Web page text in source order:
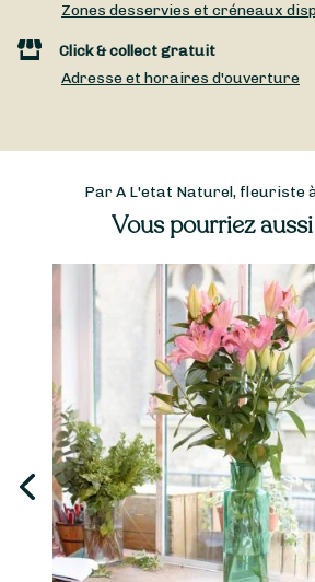
Zones desservies et créneaux
Click & collect gratuit
Adresse et horaires d'ouverture
Par A L'etat Naturel, fleuriste
Vous pourriez